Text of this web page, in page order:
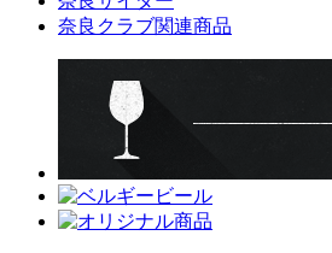
奈良クラブ関連商品